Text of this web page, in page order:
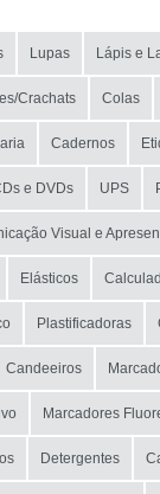
Lupas Lápis e
Crachats Colas
Cadernos
e DVDs UPS
Visual e
Elásticos
Plastificadoras
Candeeiros
Marcadores
Detergentes